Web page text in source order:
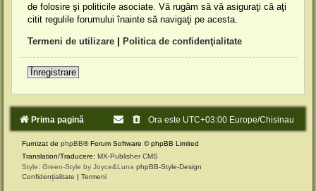
de folosire şi politicile asociate. Vă rugăm să vă asiguraţi că aţi
citit regulile forumului înainte să navigaţi pe acesta.
Termeni de utilizare Politica de confidenţialitate
Înregistrare
Prima pagină Ora este UTC+03:00 Europe/Chisinau
Furnizat de phpBB® Forum Software © phpBB Limited
Translation/Traducere: MX-Publisher CMS
Style: Green-Style by Joyce&Luna phpBB-Style-Design
Confidențialitate | Termeni